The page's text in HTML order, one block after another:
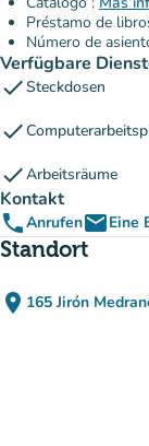
Préstamo de
Número de
Verfügbare
checkSteckdosen
check
checkArbeitsräume
Kontakt
phoneAnrufenemailEine
Standort
place 165 Jirón